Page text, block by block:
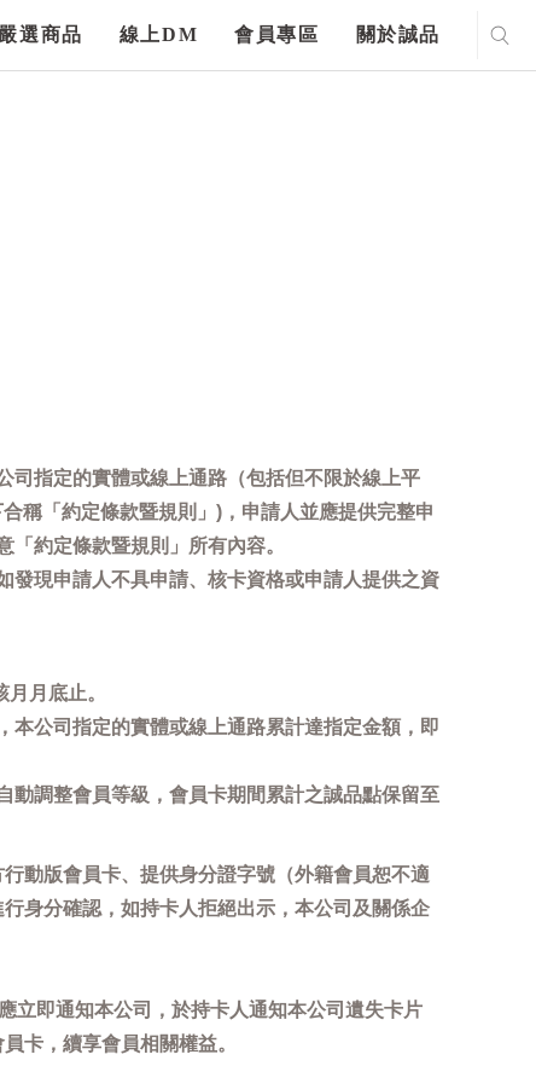
嚴選商品 線上DM 會員專區 關於誠品
司指定的實體或線上通路（包括但不限於線上平
稱「約定條款暨規則」)，申請人並應提供完整申
約定條款暨規則」所有內容。
發現申請人不具申請、核卡資格或申請人提供之資
月底止。
本公司指定的實體或線上通路累計達指定金額，即
動調整會員等級，會員卡期間累計之誠品點保留至
動版會員卡、提供身分證字號（外籍會員恕不適
身分確認，如持卡人拒絕出示，本公司及關係企
立即通知本公司，於持卡人通知本公司遺失卡片
卡，續享會員相關權益。